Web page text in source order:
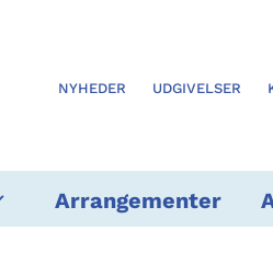
NYHEDER UDGIVELSER
Arrangementer